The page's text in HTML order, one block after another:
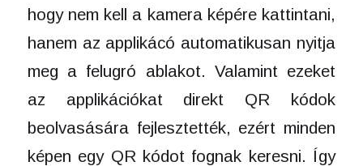
hogy nem kell a kamera képére kattintani,
hanem az applikácó automatikusan nyitja
meg a felugró ablakot. Valamint ezeket
az applikációkat direkt QR kódok
beolvasására fejlesztették, ezért minden
képen egy QR kódot fognak keresni. Így